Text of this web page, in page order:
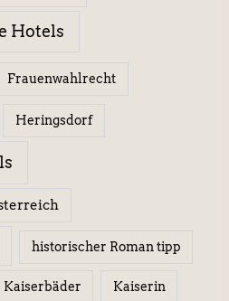
Hotels
Frauenwahlrecht
Heringsdorf
historischer Roman tipp
Kaiserbäder Kaiserin